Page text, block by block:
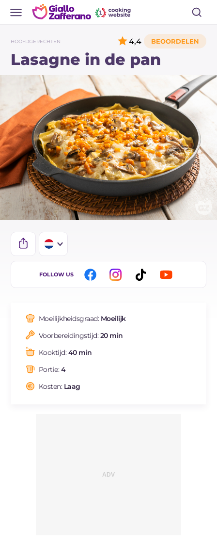
HOOFDGERECHTEN
Lasagne in de pan
4,4
IT
FR
DE
BR
FOLLOW US
Moeilijkheidsgraad: Moeilijk
Voorbereidingstijd:20 min
Kooktijd:40 min
Portie:4
Kosten: Laag